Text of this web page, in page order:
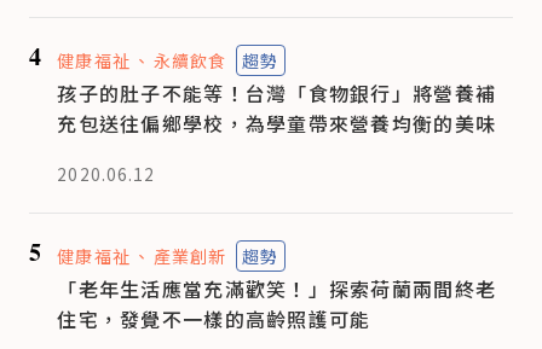
4 健康福祉 永續飲食 趨勢
孩子的肚子不能等！台灣「食物銀行」將營養補
充包送往偏鄉學校，為學童帶來營養均衡的美味
2020.06.12
5 健康福祉 產業創新 趨勢
「老年生活應當充滿歡笑！」探索荷蘭兩間終老
住宅，發覺不一樣的高齡照護可能